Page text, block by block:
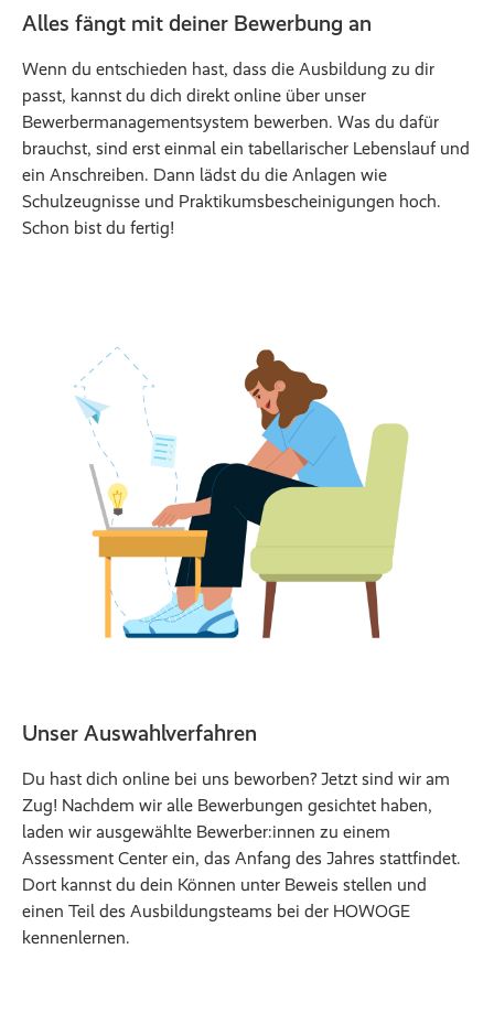
Alles fängt mit deiner Bewerbung an
Wenn du entschieden hast, dass die Ausbildung zu dir
passt, kannst du dich direkt online über unser
Bewerbermanagementsystem bewerben. Was du dafür
brauchst, sind erst einmal ein tabellarischer Lebenslauf und
ein Anschreiben. Dann lädst du die Anlagen wie
Schulzeugnisse und Praktikumsbescheinigungen hoch.
Schon bist du fertig!
Unser Auswahlverfahren
Du hast dich online bei uns beworben? Jetzt sind wir am
Zug! Nachdem wir alle Bewerbungen gesichtet haben,
laden wir ausgewählte Bewerber:innen zu einem
Assessment Center ein, das Anfang des Jahres stattfindet.
Dort kannst du dein Können unter Beweis stellen und
einen Teil des Ausbildungsteams bei der HOWOGE
kennenlernen.